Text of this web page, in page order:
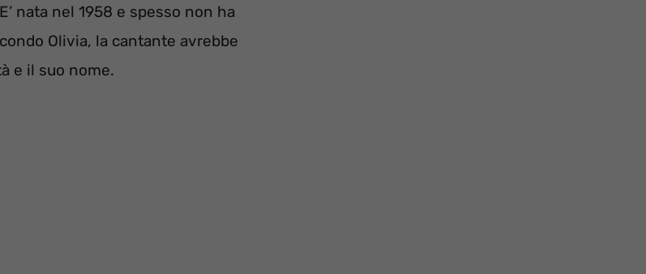
nata nel 1958 e spesso non ha
Olivia, la cantante avrebbe
e il suo nome.